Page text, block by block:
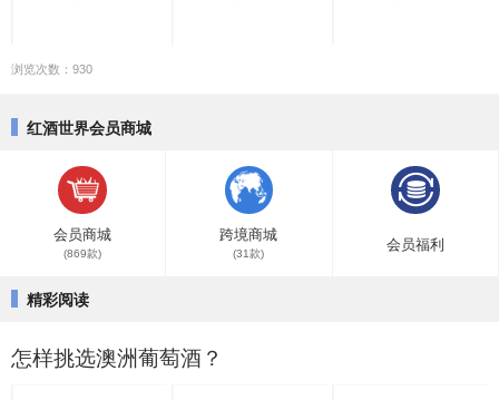
浏览次数：930
红酒世界会员商城
会员商城
(869款)
跨境商城
(31款)
会员福利
精彩阅读
怎样挑选澳洲葡萄酒？